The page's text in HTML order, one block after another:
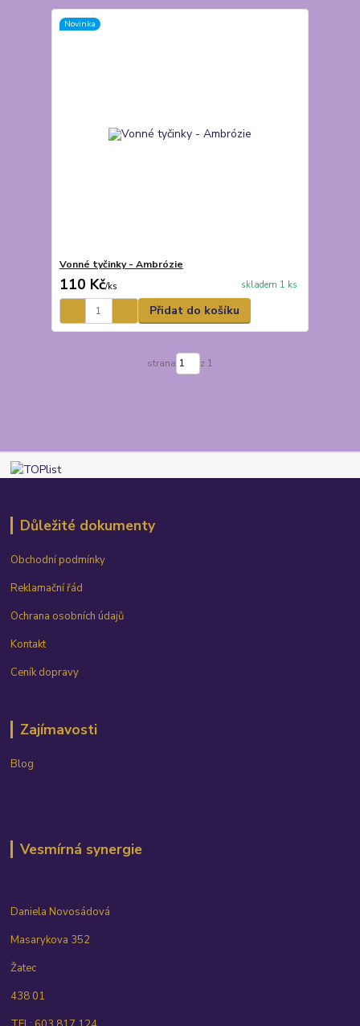
Novinka
Vonné tyčinky - Ambrózie
110 Kč/ks skladem 1 ks
Přidat do košíku
strana z 1
Důležité dokumenty
Obchodní podmínky
Reklamační řád
Ochrana osobních údajů
Kontakt
Ceník dopravy
Zajímavosti
Blog
Vesmírná synergie
Daniela Novosádová
Masarykova 352
Žatec
438 01